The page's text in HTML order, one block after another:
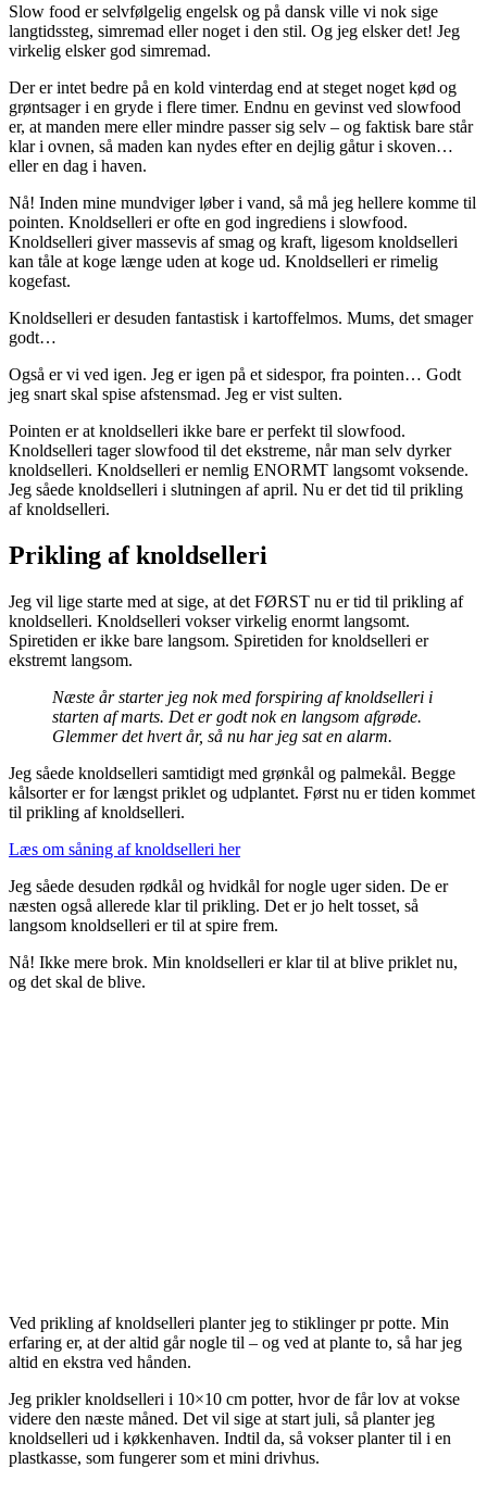
Slow food er selvfølgelig engelsk og på dansk ville vi nok sige
langtidssteg, simremad eller noget i den stil. Og jeg elsker det! Jeg
virkelig elsker god simremad.
Der er intet bedre på en kold vinterdag end at steget noget kød og
grøntsager i en gryde i flere timer. Endnu en gevinst ved slowfood
er, at manden mere eller mindre passer sig selv – og faktisk bare står
klar i ovnen, så maden kan nydes efter en dejlig gåtur i skoven…
eller en dag i haven.
Nå! Inden mine mundviger løber i vand, så må jeg hellere komme til
pointen. Knoldselleri er ofte en god ingrediens i slowfood.
Knoldselleri giver massevis af smag og kraft, ligesom knoldselleri
kan tåle at koge længe uden at koge ud. Knoldselleri er rimelig
kogefast.
Knoldselleri er desuden fantastisk i kartoffelmos. Mums, det smager
godt…
Også er vi ved igen. Jeg er igen på et sidespor, fra pointen… Godt
jeg snart skal spise afstensmad. Jeg er vist sulten.
Pointen er at knoldselleri ikke bare er perfekt til slowfood.
Knoldselleri tager slowfood til det ekstreme, når man selv dyrker
knoldselleri. Knoldselleri er nemlig ENORMT langsomt voksende.
Jeg såede knoldselleri i slutningen af april. Nu er det tid til prikling
af knoldselleri.
Prikling af knoldselleri
Jeg vil lige starte med at sige, at det FØRST nu er tid til prikling af
knoldselleri. Knoldselleri vokser virkelig enormt langsomt.
Spiretiden er ikke bare langsom. Spiretiden for knoldselleri er
ekstremt langsom.
Næste år starter jeg nok med forspiring af knoldselleri i
starten af marts. Det er godt nok en langsom afgrøde.
Glemmer det hvert år, så nu har jeg sat en alarm.
Jeg såede knoldselleri samtidigt med grønkål og palmekål. Begge
kålsorter er for længst priklet og udplantet. Først nu er tiden kommet
til prikling af knoldselleri.
Læs om såning af knoldselleri her
Jeg såede desuden rødkål og hvidkål for nogle uger siden. De er
næsten også allerede klar til prikling. Det er jo helt tosset, så
langsom knoldselleri er til at spire frem.
Nå! Ikke mere brok. Min knoldselleri er klar til at blive priklet nu,
og det skal de blive.
Ved prikling af knoldselleri planter jeg to stiklinger pr potte. Min
erfaring er, at der altid går nogle til – og ved at plante to, så har jeg
altid en ekstra ved hånden.
Jeg prikler knoldselleri i 10×10 cm potter, hvor de får lov at vokse
videre den næste måned. Det vil sige at start juli, så planter jeg
knoldselleri ud i køkkenhaven. Indtil da, så vokser planter til i en
plastkasse, som fungerer som et mini drivhus.